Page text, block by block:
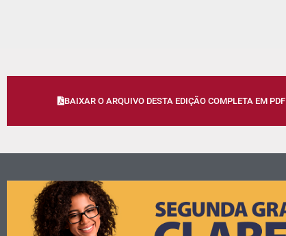
BAIXAR O ARQUIVO DESTA EDIÇÃO COMPLETA EM PDF